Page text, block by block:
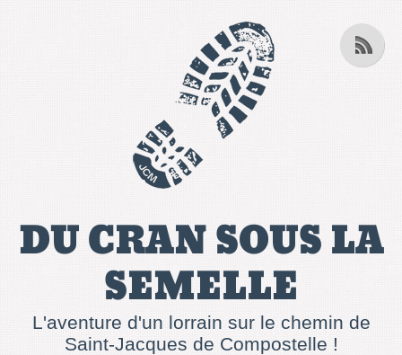
DU CRAN SOUS LA
SEMELLE
L'aventure d'un lorrain sur le chemin de
Saint-Jacques de Compostelle !